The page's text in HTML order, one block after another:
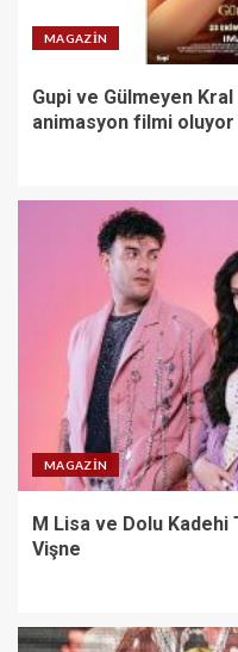
MAGAZIN
Gupi ve Gülmeyen
animasyon filmi oluyor
MAGAZIN
M Lisa ve Dolu Kadehi
Vişne